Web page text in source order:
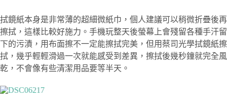
拭鏡紙本身是非常薄的超細微紙巾，個人建議可以稍微折疊後再
擦拭，這樣比較好施力。手機玩整天後螢幕上會殘留各種手汗留
下的污漬，用布面擦不一定能擦拭完美，但用蔡司光學拭鏡紙擦
拭，幾乎輕輕滑過一次就能感受到差異，擦拭後幾秒鐘就完全風
乾，不會像有些清潔用品要等半天。